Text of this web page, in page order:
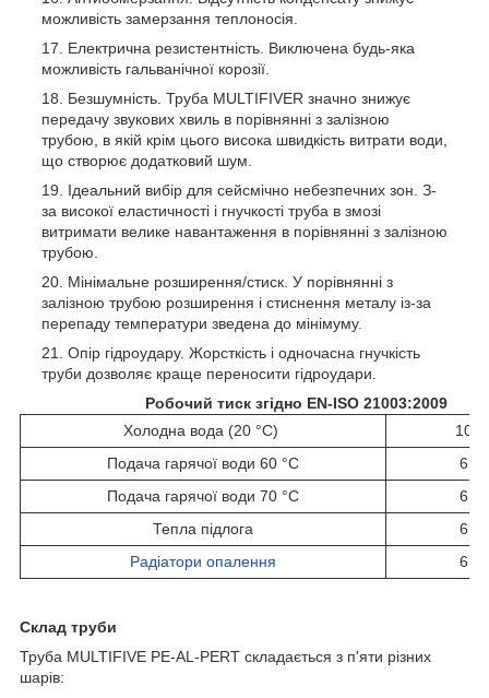
можливість замерзання теплоносія.
Електрична резистентність. Виключена будь-яка
можливість гальванічної корозії.
Безшумність. Труба MULTIFIVER значно знижує
передачу звукових хвиль в порівнянні з залізною
трубою, в якій крім цього висока швидкість витрати води,
що створює додатковий шум.
Ідеальний вибір для сейсмічно небезпечних зон. З-
за високої еластичності і гнучкості труба в змозі
витримати велике навантаження в порівнянні з залізною
трубою.
Мінімальне розширення/стиск. У порівнянні з
залізною трубою розширення і стиснення металу із-за
перепаду температури зведена до мінімуму.
Опір гідроудару. Жорсткість і одночасна гнучкість
труби дозволяє краще переносити гідроудари.
Робочий тиск згідно EN-ISO 21003:2009
Холодна вода (20 °С)
10
Подача гарячої води 60 °С
6
Подача гарячої води 70 °С
6
Тепла підлога
6
Радіатори опалення
6
Склад труби
Труба MULTIFIVE PE-AL-PERT складається з п'яти різних
шарів: